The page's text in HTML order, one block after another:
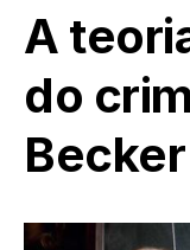
A
do
Becker